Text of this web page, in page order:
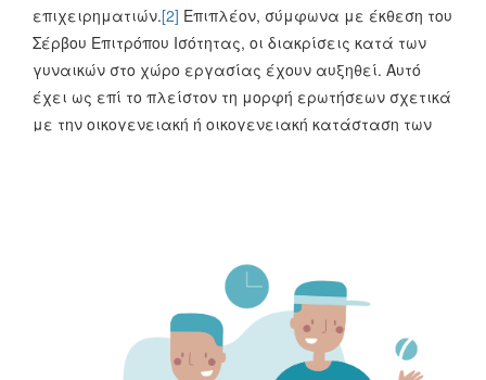
επιχειρηματιών.[2] Επιπλέον, σύμφωνα με έκθεση του
Σέρβου Επιτρόπου Ισότητας, οι διακρίσεις κατά των
γυναικών στο χώρο εργασίας έχουν αυξηθεί. Αυτό
έχει ως επί το πλείστον τη μορφή ερωτήσεων σχετικά
με την οικογενειακή ή οικογενειακή κατάσταση των
καλύτερη θέση όσον αφορά τη συμμετοχή των
γυναικών στην πολιτική: Το μερίδιο των γυναικών
βουλευτών (36,41 TP3T) είναι υψηλότερο από τον μέσο
όρο τόσο της ΕΕ (31%) όσο και του παγκόσμιου (26,4%).
Η NSG σημείωσε ότι νομοθεσία όπως ο νόμος για